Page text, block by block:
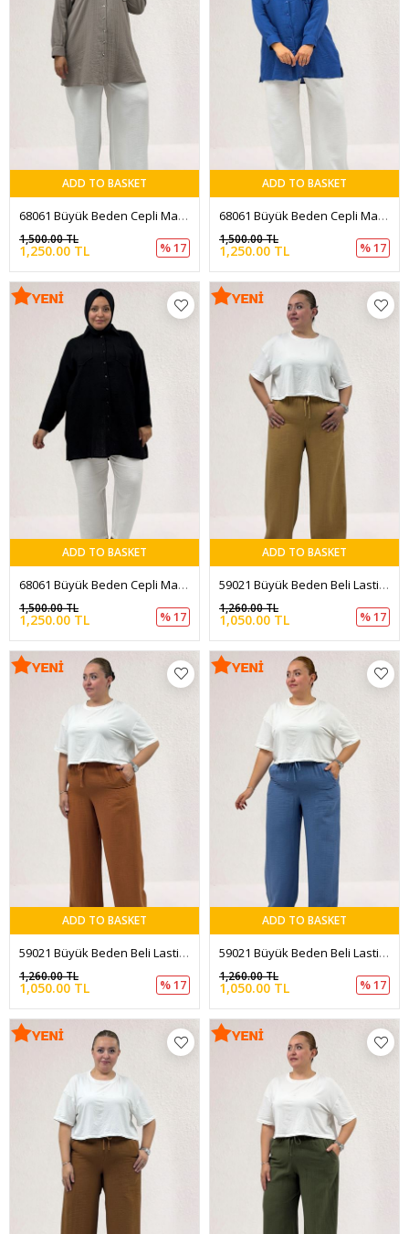
ADD TO BASKET
68061 Büyük Beden Cepli Manşetli Müslin Gömlek - Vizon
1,250.00 TL
1,500.00 TL
% 17
ADD TO BASKET
68061 Büyük Beden Cepli Manşetli Müslin Gömlek - İndigo
1,250.00 TL
1,500.00 TL
% 17
ADD TO BASKET
68061 Büyük Beden Cepli Manşetli Müslin Gömlek - Siyah
1,250.00 TL
1,500.00 TL
% 17
ADD TO BASKET
59021 Büyük Beden Beli Lastikli Müslim Bol Paça Pantolon - Bisküvi
1,050.00 TL
1,260.00 TL
% 17
ADD TO BASKET
59021 Büyük Beden Beli Lastikli Müslim Bol Paça Pantolon - Tarçın
1,050.00 TL
1,260.00 TL
% 17
ADD TO BASKET
59021 Büyük Beden Beli Lastikli Müslim Bol Paça Pantolon - Soğuk Mavi
1,050.00 TL
1,260.00 TL
% 17